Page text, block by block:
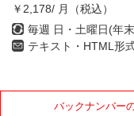
￥2,178/ 月（税込）
毎週 日・土曜日(年
テキスト・HTML形
バックナンバー